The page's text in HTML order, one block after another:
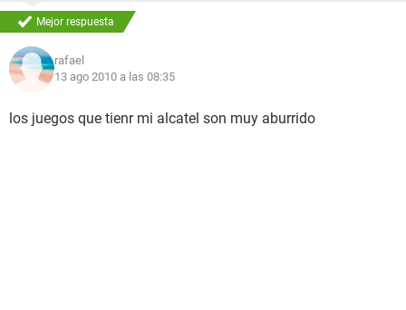
Mejor respuesta
rafael
13 ago 2010 a las 08:35
los juegos que tienr mi alcatel son muy aburrido